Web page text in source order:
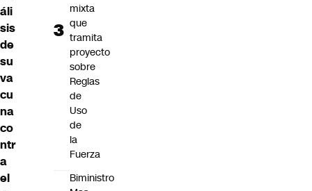
áli
sis
de
su
va
cu
na
co
ntr
a
el
mixta
que
tramita
proyecto
sobre
Reglas
de
Uso
de
la
Fuerza
Biministro